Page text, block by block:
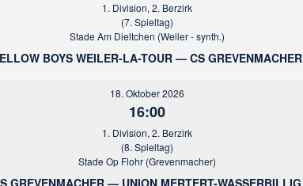
1. Division, 2. Berzirk
(7. Spieltag)
Stade Am Dieltchen (Weiler - synth.)
BOYS WEILER-LA-TOUR — CS GREVENMACHER
18. Oktober 2026
16:00
1. Division, 2. Berzirk
(8. Spieltag)
Stade Op Flohr (Grevenmacher)
GREVENMACHER — UNION MERTERT-WASSERBILLIG